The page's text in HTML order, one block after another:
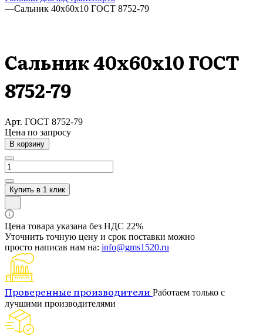
—Сальник 40х60х10 ГОСТ 8752-79
Сальник 40х60х10 ГОСТ
8752-79
Арт. ГОСТ 8752-79
Цена по запросу
В корзину
Купить в 1 клик
Цена товара указана без НДС 22%
Уточнить точную цену и срок поставки можно
просто написав нам на: info@gms1520.ru
Проверенные производители Работаем только с
лучшими производителями